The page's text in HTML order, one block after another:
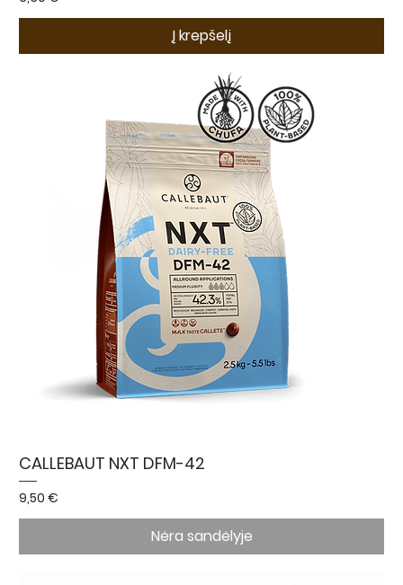
Į krepšelį
CALLEBAUT NXT DFM-42
Kaina
9,50 €
Nėra sandėlyje